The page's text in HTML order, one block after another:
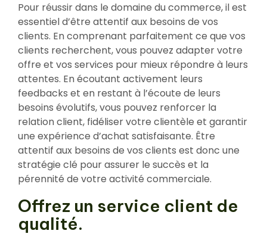
Pour réussir dans le domaine du commerce, il est
essentiel d’être attentif aux besoins de vos
clients. En comprenant parfaitement ce que vos
clients recherchent, vous pouvez adapter votre
offre et vos services pour mieux répondre à leurs
attentes. En écoutant activement leurs
feedbacks et en restant à l’écoute de leurs
besoins évolutifs, vous pouvez renforcer la
relation client, fidéliser votre clientèle et garantir
une expérience d’achat satisfaisante. Être
attentif aux besoins de vos clients est donc une
stratégie clé pour assurer le succès et la
pérennité de votre activité commerciale.
Offrez un service client de
qualité.